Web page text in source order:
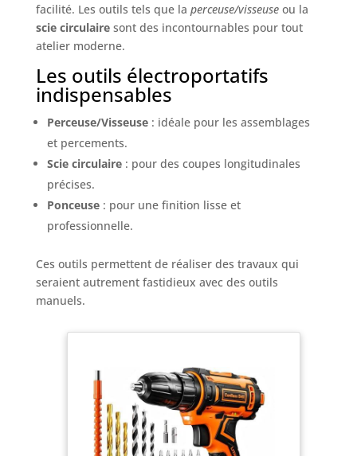
facilité. Les outils tels que la perceuse/visseuseou la
scie circulairesont des incontournables pour tout
atelier moderne.
Les outils électroportatifs
indispensables
Perceuse/Visseuse: idéale pour les assemblages
et percements.
Scie circulaire: pour des coupes longitudinales
précises.
Ponceuse: pour une finition lisse et
professionnelle.
Ces outils permettent de réaliser des travaux qui
seraient autrement fastidieux avec des outils
manuels.